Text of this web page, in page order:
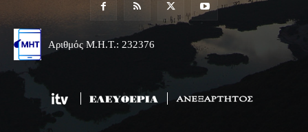
Αριθμός Μ.Η.Τ.: 232376